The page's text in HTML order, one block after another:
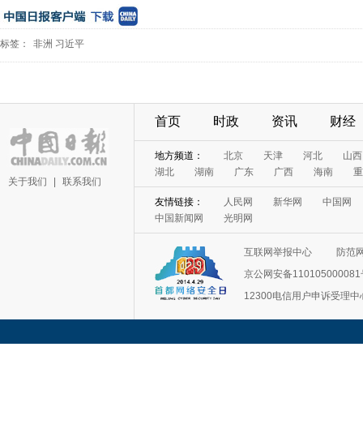
标签： 非洲 习近平
关于我们 联系我们
首页 时政 资讯 财经
地方频道： 北京 天津 河北
山西
湖北
湖南 广东 广西 海南
友情链接： 人民网 新华网
中国网
中国新闻网
光明网
互联网举报中心
防范
京公网安备110105000081
12300电信用户申诉受理中